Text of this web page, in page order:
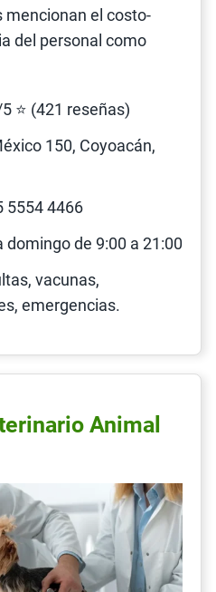
mencionan el costo-
del personal como
⭐ (421 reseñas)
150, Coyoacán,
5554 4466
domingo de 9:00 a 21:00
vacunas,
emergencias.
Animal